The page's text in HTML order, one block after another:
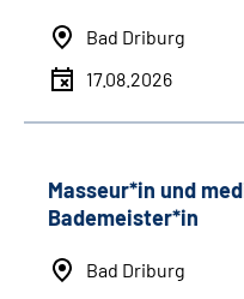
Bad Driburg
17.08.2026
Masseur*in und
Bademeister*in
Bad Driburg